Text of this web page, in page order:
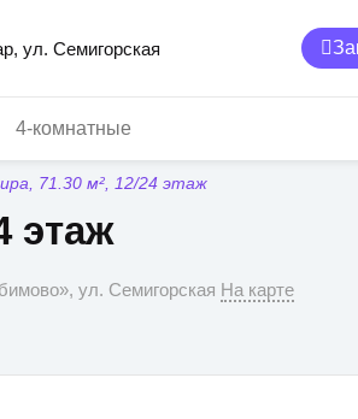
ул. Семигорская
4-комнатные
71.30 м², 12/24 этаж
этаж
ул. Семигорская На карте